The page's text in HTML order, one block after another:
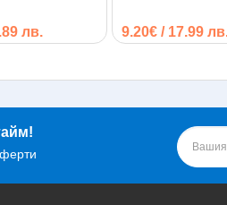
лв. 9.20€ / 17.99